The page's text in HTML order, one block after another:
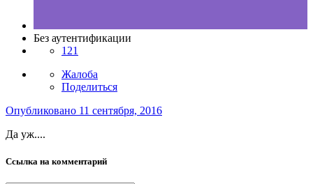
Без аутентификации
121
Жалоба
Поделиться
Опубликовано 11 сентября, 2016
Да уж....
Ссылка на комментарий